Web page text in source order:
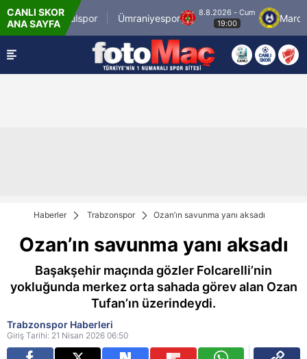
CANLI SKOR
ANA SAYFA
İstanbulspor Ümraniyespor
8.8.2026 - Cum
19:00
Mardin
Haberler Trabzonspor Ozan’ın savunma yanı aksadı
Ozan’ın savunma yanı aksadı
Başakşehir maçında gözler Folcarelli’nin
yokluğunda merkez orta sahada görev alan Ozan
Tufan’ın üzerindeydi.
Trabzonspor Haberleri
Giriş Tarihi: 21 Nisan 2026 06:50